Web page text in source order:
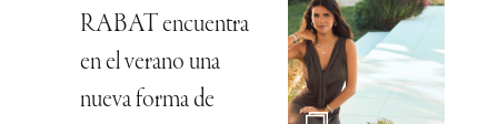
RABAT encuentra
en el verano una
nueva forma de